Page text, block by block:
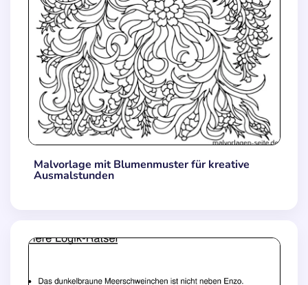
Malvorlage mit Blumenmuster für kreative
Ausmalstunden